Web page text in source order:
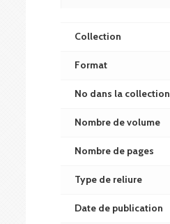
Collection
Format
No dans la collection
Nombre de volume
Nombre de pages
Type de reliure
Date de publication